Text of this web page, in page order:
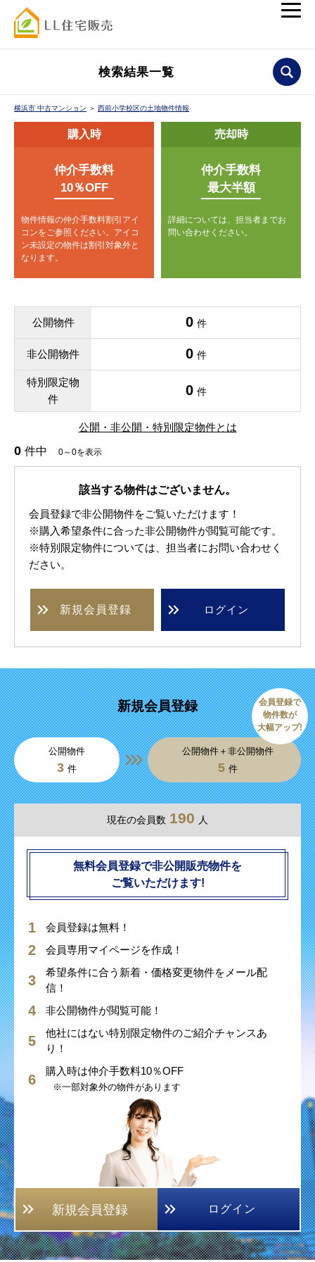
検索結果一覧
横浜市 中古マンション ＞ 西前小学校区の土地物件情報
購入時
仲介手数料
10％OFF
物件情報の仲介手数料割引アイ
コンをご参照ください。 アイコ
ン未設定の物件は割引対象外と
なります。
売却時
仲介手数料
最大半額
詳細については、担当者までお
問い合わせください。
公開物件 0 件
非公開物件 0 件
特別限定物
件
0 件
公開・非公開・特別限定物件とは
0 件中 0～0を表示
該当する物件はございません。
会員登録で非公開物件をご覧いただけます！
※購入希望条件に合った非公開物件が閲覧可能です。
※特別限定物件については、担当者にお問い合わせく
ださい。
新規会員登録 ログイン
新規会員登録
公開物件
3 件
公開物件＋非公開物件
5 件
会員登録で
物件数が
大幅アップ!
現在の会員数 190 人
無料会員登録で非公開販売物件を
ご覧いただけます!
会員登録は無料！
会員専用マイページを作成！
希望条件に合う新着・価格変更物件をメール配
信！
非公開物件が閲覧可能！
他社にはない特別限定物件のご紹介チャンスあ
り！
購入時は仲介手数料10％OFF
※一部対象外の物件があります
新規会員登録 ログイン